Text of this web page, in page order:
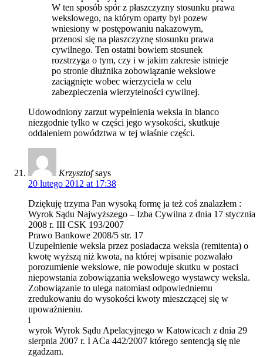
W ten sposób spór z płaszczyzny stosunku prawa
wekslowego, na którym oparty był pozew
wniesiony w postępowaniu nakazowym,
przenosi się na płaszczyznę stosunku prawa
cywilnego. Ten ostatni bowiem stosunek
rozstrzyga o tym, czy i w jakim zakresie istnieje
po stronie dłużnika zobowiązanie wekslowe
zaciągnięte wobec wierzyciela w celu
zabezpieczenia wierzytelności cywilnej.
Udowodniony zarzut wypełnienia weksla in blanco
niezgodnie tylko w części jego wysokości, skutkuje
oddaleniem powództwa w tej właśnie części.
Krzysztof says
20 lutego 2012 at 17:38
Dziękuję trzyma Pan wysoką formę ja też coś znalazłem :
Wyrok Sądu Najwyższego – Izba Cywilna z dnia 17 stycznia
2008 r. III CSK 193/2007
Prawo Bankowe 2008/5 str. 17
Uzupełnienie weksla przez posiadacza weksla (remitenta) o
kwotę wyższą niż kwota, na której wpisanie pozwalało
porozumienie wekslowe, nie powoduje skutku w postaci
niepowstania zobowiązania wekslowego wystawcy weksla.
Zobowiązanie to ulega natomiast odpowiedniemu
zredukowaniu do wysokości kwoty mieszczącej się w
upoważnieniu.
i
wyrok Wyrok Sądu Apelacyjnego w Katowicach z dnia 29
sierpnia 2007 r. I ACa 442/2007 którego sentencją się nie
zgadzam.